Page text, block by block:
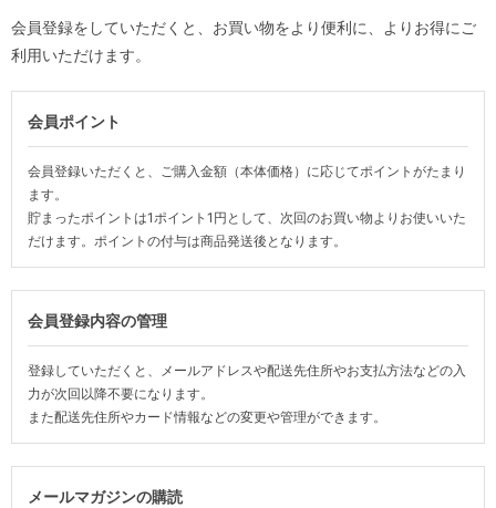
会員登録をしていただくと、お買い物をより便利に、よりお得にご
利用いただけます。
会員ポイント
会員登録いただくと、ご購入金額（本体価格）に応じてポイントがたまり
ます。
貯まったポイントは1ポイント1円として、次回のお買い物よりお使いいた
だけます。ポイントの付与は商品発送後となります。
会員登録内容の管理
登録していただくと、メールアドレスや配送先住所やお支払方法などの入
力が次回以降不要になります。
また配送先住所やカード情報などの変更や管理ができます。
メールマガジンの購読